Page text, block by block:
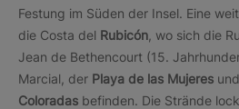
Festung im Süden der Insel. Eine
die Costa del Rubicón , wo sich die
Jean de Bethencourt (15.
Marcial, der Playa de las Mujeres
Coloradas befinden. Die Strände